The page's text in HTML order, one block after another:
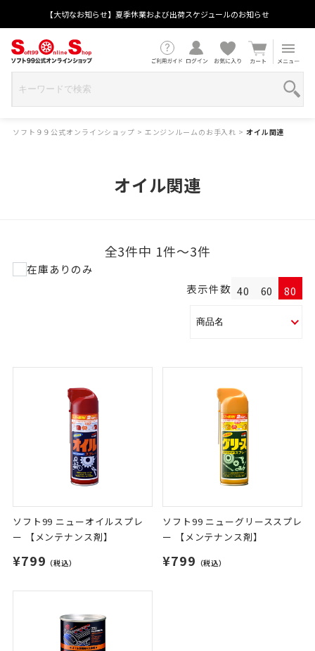
【大切なお知らせ】夏季休業および出荷スケジュールのお知らせ
ソフト９９公式オンラインショップ > エンジンルームのお手入れ > オイル関連
オイル関連
全3件中 1件～3件
在庫ありのみ
表示件数 40 60 80
ソフト99 ニューオイルスプレ
ー 【メンテナンス剤】
¥799 （税込）
ソフト99 ニューグリーススプレ
ー 【メンテナンス剤】
¥799 （税込）